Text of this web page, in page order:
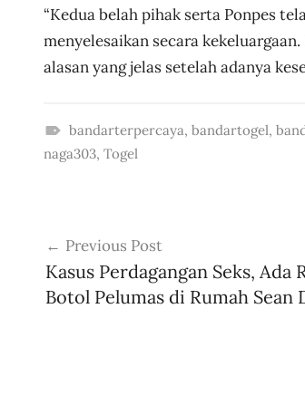
“Kedua belah pihak serta Ponpes
menyelesaikan secara
alasan yang jelas setelah adanya
#
t
a
bandarterpercaya, bandartogel,
naga303, Togel
navigation
Previous Post
Kasus Perdagangan Seks, Ada
Botol Pelumas di Rumah Sean